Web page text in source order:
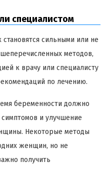
специалистом
сильными или не
методов,
к врачу или специалисту
по лечению.
беременности должно
и улучшение
Некоторые методы
женщин, но не
получить